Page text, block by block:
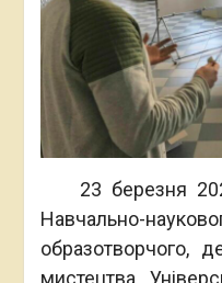
23 березня
Навчально-
образотворчого,
мистецтва